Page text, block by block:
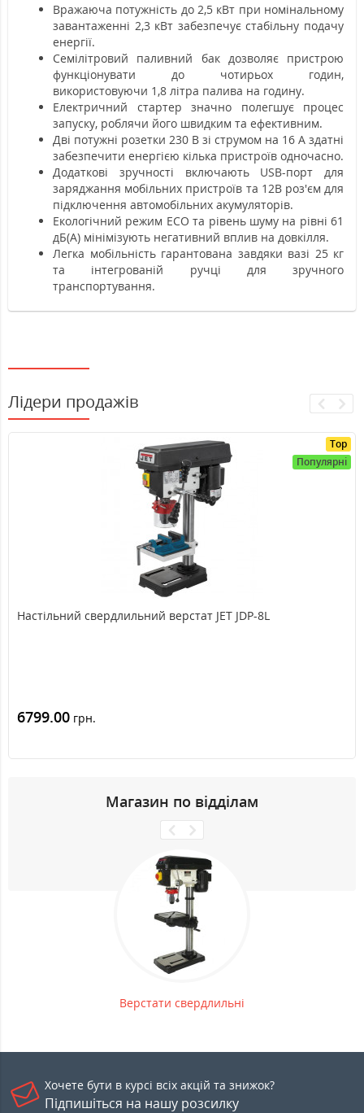
Вражаюча потужність до 2,5 кВт при номінальному
завантаженні 2,3 кВт забезпечує стабільну подачу
енергії.
Семілітровий паливний бак дозволяє пристрою
функціонувати до чотирьох годин,
використовуючи 1,8 літра палива на годину.
Електричний стартер значно полегшує процес
запуску, роблячи його швидким та ефективним.
Дві потужні розетки 230 В зі струмом на 16 А здатні
забезпечити енергією кілька пристроїв одночасно.
Додаткові зручності включають USB-порт для
заряджання мобільних пристроїв та 12В роз'єм для
підключення автомобільних акумуляторів.
Екологічний режим ECO та рівень шуму на рівні 61
дБ(А) мінімізують негативний вплив на довкілля.
Легка мобільність гарантована завдяки вазі 25 кг
та інтегрованій ручці для зручного
транспортування.
Лідери продажів
Top
Популярні
Настільний свердлильний верстат JET JDP-8L
6799.00 грн.
Магазин по відділам
Верстати свердлильні
Хочете бути в курсі всіх акцій та знижок?
Підпишіться на нашу розсилку